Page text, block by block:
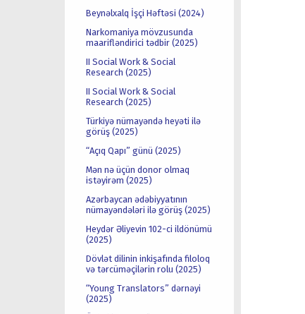
Beynəlxalq İşçi Həftəsi (2024)
Narkomaniya mövzusunda
maarifləndirici tədbir (2025)
II Social Work & Social
Research (2025)
II Social Work & Social
Research (2025)
Türkiyə nümayəndə heyəti ilə
görüş (2025)
“Açıq Qapı” günü (2025)
Mən nə üçün donor olmaq
istəyirəm (2025)
Azərbaycan ədəbiyyatının
nümayəndələri ilə görüş (2025)
Heydər Əliyevin 102-ci ildönümü
(2025)
Dövlət dilinin inkişafında filoloq
və tərcüməçilərin rolu (2025)
“Young Translators” dərnəyi
(2025)